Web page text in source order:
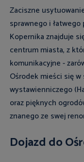
Zaciszne
sprawnego i
Kopernika znajduje
centrum miasta, z
komunikacyjne -
Ośrodek mieści się
wystawienniczego
oraz pięknych
znanego ze swej
Dojazd do